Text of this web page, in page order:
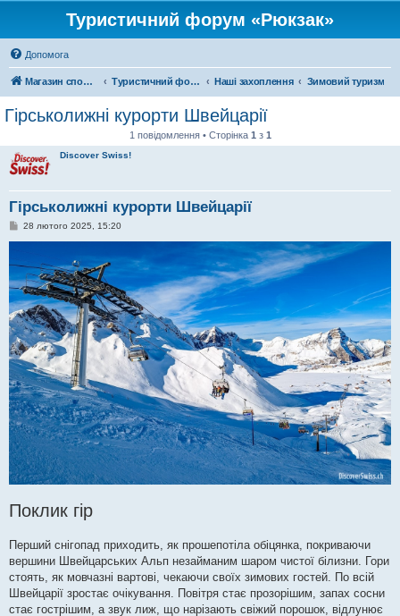
Туристичний форум «Рюкзак»
Допомога
Магазин спорядження Туристичний форум «Рюкзак» Наші захоплення Зимовий туризм
Гірськолижні курорти Швейцарії
1 повідомлення • Сторінка 1 з 1
Discover Swiss!
Гірськолижні курорти Швейцарії
П
д
о
м
л
е
н
н
я
28 лютого 2025, 15:20
Поклик гір
Перший снігопад приходить, як прошепотіла обіцянка, покриваючи
вершини Швейцарських Альп незайманим шаром чистої білизни. Гори
стоять, як мовчазні вартові, чекаючи своїх зимових гостей. По всій
Швейцарії зростає очікування. Повітря стає прозорішим, запах сосни
стає гострішим, а звук лиж, що нарізають свіжий порошок, відлунює